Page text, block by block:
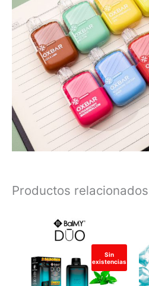
Productos relacionados
Sin
existencias